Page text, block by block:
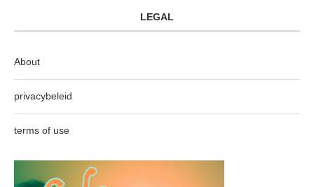
LEGAL
About
privacybeleid
terms of use